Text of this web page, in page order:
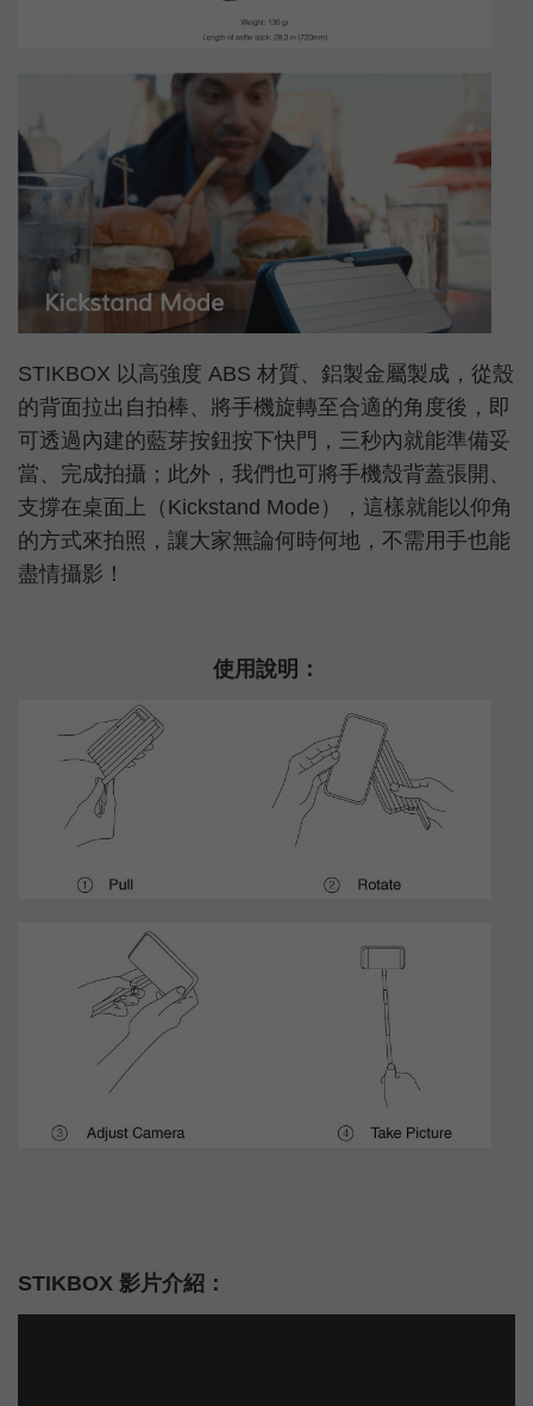
STIKBOX 以高強度 ABS 材質、鋁製金屬製成，從殼
的背面拉出自拍棒、將手機旋轉至合適的角度後，即
可透過內建的藍芽按鈕按下快門，三秒內就能準備妥
當、完成拍攝；此外，我們也可將手機殼背蓋張開、
支撐在桌面上（Kickstand Mode），這樣就能以仰角
的方式來拍照，讓大家無論何時何地，不需用手也能
盡情攝影！
使用說明：
STIKBOX 影片介紹：